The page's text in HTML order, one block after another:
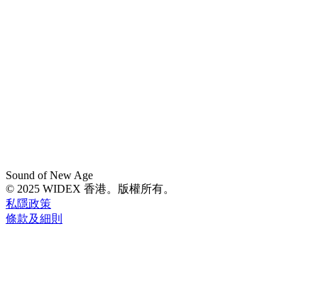
Sound of New Age
© 2025 WIDEX 香港。版權所有。
私隱政策
條款及細則